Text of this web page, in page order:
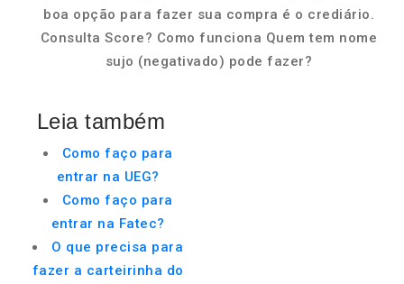
boa opção para fazer sua compra é o crediário.
Consulta Score? Como funciona Quem tem nome
sujo (negativado) pode fazer?
Leia também
Como faço para
entrar na UEG?
Como faço para
entrar na Fatec?
O que precisa para
fazer a carteirinha do